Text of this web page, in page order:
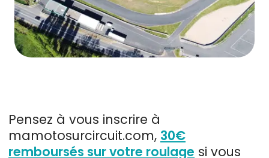
Pensez à vous inscrire à
mamotosurcircuit.com, 30€
remboursés sur votre roulage si vous